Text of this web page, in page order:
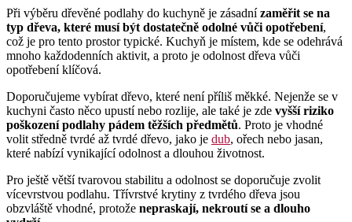
Při výběru dřevěné podlahy do kuchyně je zásadnízaměřit se na
typ dřeva, které musí být dostatečně odolné vůči opotřebení,
což je pro tento prostor typické. Kuchyň je místem, kde se odehrává
mnoho každodenních aktivit, a proto je odolnost dřeva vůči
opotřebení klíčová.
Doporučujeme vybírat dřevo, které není příliš měkké. Nejenže se v
kuchyni často něco upustí nebo rozlije, ale také je zde vyšší riziko
poškození podlahy pádem těžších předmětů. Proto je vhodné
volit středně tvrdé až tvrdé dřevo, jako je dub, ořech nebo jasan,
které nabízí vynikající odolnost a dlouhou životnost.
Pro ještě větší tvarovou stabilitu a odolnost se doporučuje zvolit
vícevrstvou podlahu. Třívrstvé krytiny z tvrdého dřeva jsou
obzvláště vhodné, protože nepraskají, nekroutí se a dlouho